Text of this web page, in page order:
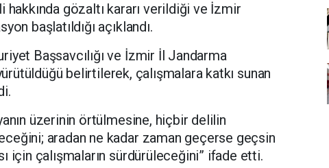
gözaltı kararı verildiği ve İzmir
başlatıldığı açıklandı.
Başsavcılığı ve İzmir İl Jandarma
belirtilerek, çalışmalara katkı sunan
üzerinin örtülmesine, hiçbir delilin
aradan ne kadar zaman geçerse geçsin
için çalışmaların sürdürüleceğini” ifade etti.